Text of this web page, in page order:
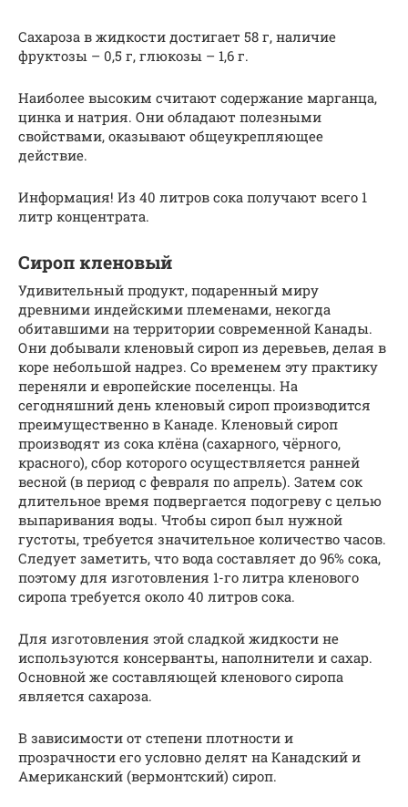
Сахароза в жидкости достигает 58 г, наличие
фруктозы – 0,5 г, глюкозы – 1,6 г.
Наиболее высоким считают содержание марганца,
цинка и натрия. Они обладают полезными
свойствами, оказывают общеукрепляющее
действие.
Информация! Из 40 литров сока получают всего 1
литр концентрата.
Сироп кленовый
Удивительный продукт, подаренный миру
древними индейскими племенами, некогда
обитавшими на территории современной Канады.
Они добывали кленовый сироп из деревьев, делая в
коре небольшой надрез. Со временем эту практику
переняли и европейские поселенцы. На
сегодняшний день кленовый сироп производится
преимущественно в Канаде. Кленовый сироп
производят из сока клёна (сахарного, чёрного,
красного), сбор которого осуществляется ранней
весной (в период с февраля по апрель). Затем сок
длительное время подвергается подогреву с целью
выпаривания воды. Чтобы сироп был нужной
густоты, требуется значительное количество часов.
Следует заметить, что вода составляет до 96% сока,
поэтому для изготовления 1-го литра кленового
сиропа требуется около 40 литров сока.
Для изготовления этой сладкой жидкости не
используются консерванты, наполнители и сахар.
Основной же составляющей кленового сиропа
является сахароза.
В зависимости от степени плотности и
прозрачности его условно делят на Канадский и
Американский (вермонтский) сироп.